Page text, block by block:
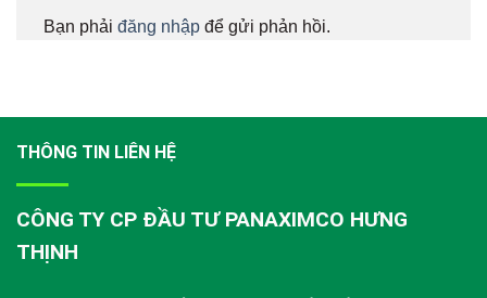
Bạn phải đăng nhập để gửi phản hồi.
THÔNG TIN LIÊN HỆ
CÔNG TY CP ĐẦU TƯ PANAXIMCO HƯNG
THỊNH